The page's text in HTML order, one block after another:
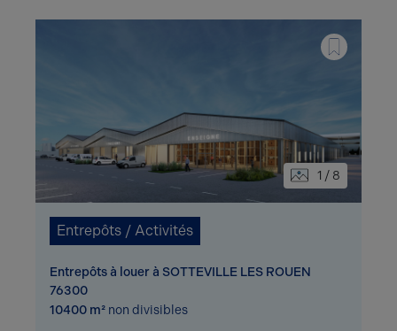
1 / 8
Entrepôts / Activités
Entrepôts à louer à SOTTEVILLE LES ROUEN
76300
10400 m² non divisibles